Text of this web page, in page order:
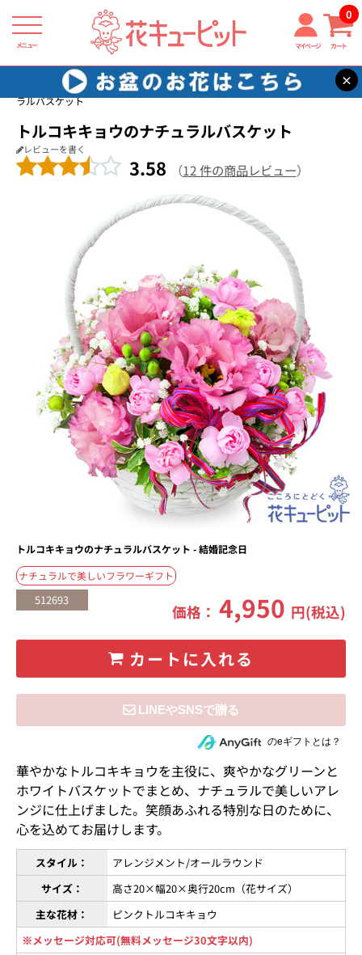
メニュー マイページ カート
0
×
花キューピット 結婚記念日
【結婚記念日】トルコキキョウのナチュ
ラルバスケット
トルコキキョウのナチュラルバスケット
レビューを書く
3.58 （12 件の商品レビュー）
トルコキキョウのナチュラルバスケット - 結婚記念日
ナチュラルで美しいフラワーギフト
512693
価格：4,950 円(税込)
カートに入れる
住所を知らない相手にeギフトで贈るのeギフトとは？
華やかなトルコキキョウを主役に、爽やかなグリーンと
ホワイトバスケットでまとめ、ナチュラルで美しいアレ
ンジに仕上げました。笑顔あふれる特別な日のために、
心を込めてお届けします。
スタイル：
アレンジメント/オールラウンド
サイズ：
高さ20×幅20×奥行20cm（花サイズ）
主な花材：
ピンクトルコキキョウ
※メッセージ対応可(無料メッセージ30文字以内)